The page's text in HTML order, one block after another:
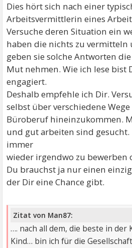
Dies hört sich nach einer
Arbeitsvermittlerin eines
Versuche deren Situation ein
haben die nichts zu vermitteln
geben sie solche Antworten
Mut nehmen. Wie ich lese bist
engagiert.
Deshalb empfehle ich Dir.
selbst über verschiedene
Büroberuf hineinzukommen.
und gut arbeiten sind gesucht.
immer
wieder irgendwo zu bewerben
Du brauchst ja nur einen
der Dir eine Chance gibt.
Zitat von Man87:
…. nach all dem, die beste in der
Kind… bin ich für die